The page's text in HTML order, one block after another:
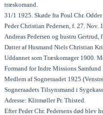
træskomand.
31/1 1925. Skøde fra Poul Chr. Odder
Peder Christian Pedersen, f. 27. Nov.
Andreas Pedersen og hustru Gertrud,
Datter af Husmand Niels Christian
Uddannet som Træskomager 1900.
Formand for Indre Missions Samfund
Medlem af Sogneraadet 1925
Sogneraadets Tilsynsmand i
Adresse: Klitmøller Pr. Thisted.
Efter Peder Chr. Pedersens død blev